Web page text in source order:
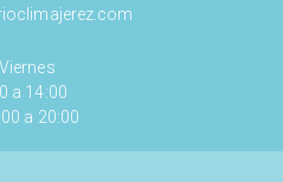
a 14:00
a 20:00